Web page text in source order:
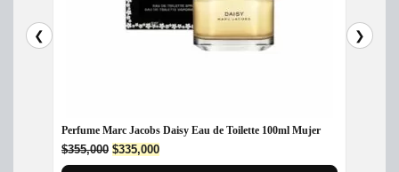
❮
Perfume Marc Jacobs Daisy Eau de Toilette 100ml Mujer
$355,000 Original
price
$335,000Current
price
❯